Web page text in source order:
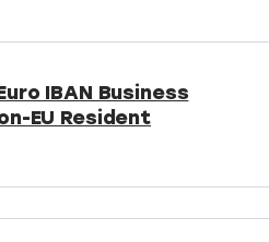
IBAN Business
EU Resident